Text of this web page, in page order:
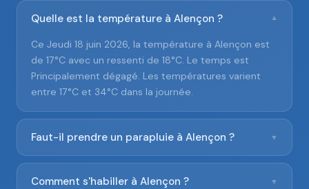
Quelle est la température à Alençon ? ▼
Ce Jeudi 18 juin 2026, la température à Alençon est
de 17°C avec un ressenti de 18°C. Le temps est
Principalement dégagé. Les températures varient
entre 17°C et 34°C dans la journée.
Faut-il prendre un parapluie à Alençon ? ▼
Comment s'habiller à Alençon ? ▼